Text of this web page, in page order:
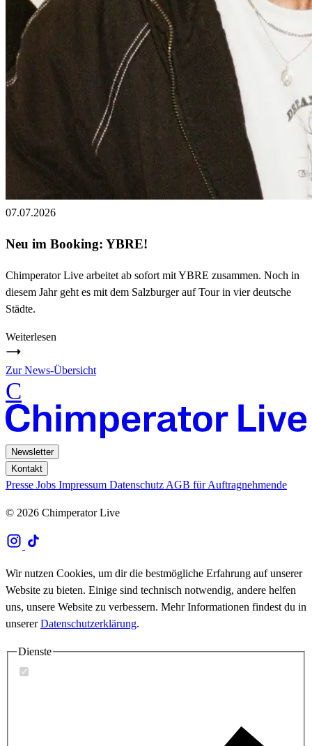
07.07.2026
Neu im Booking: YBRE!
Chimperator Live arbeitet ab sofort mit YBRE zusammen. Noch in
diesem Jahr geht es mit dem Salzburger auf Tour in vier deutsche
Städte.
Weiterlesen
Zur News-Übersicht
C
Newsletter
Kontakt
Presse Jobs Impressum Datenschutz AGB für Auftragnehmende
© 2026 Chimperator Live
Wir nutzen Cookies, um dir die bestmögliche Erfahrung auf unserer
Website zu bieten. Einige sind technisch notwendig, andere helfen
uns, unsere Website zu verbessern. Mehr Informationen findest du in
unsererDatenschutzerklärung.
Dienste